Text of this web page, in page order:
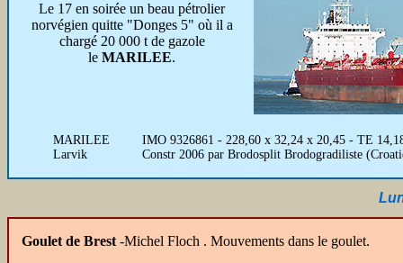
Le 17 en soirée un beau pétrolier
norvégien quitte "Donges 5" où il a
chargé 20 000 t de gazole
le MARILEE.
MARILEE
Larvik
IMO 9326861 - 228,60 x 32,24 x 20,45 - TE
Constr 2006 par Brodosplit Brodogradiliste
Goulet de Brest -Michel Floch . Mouvements dans le goulet.